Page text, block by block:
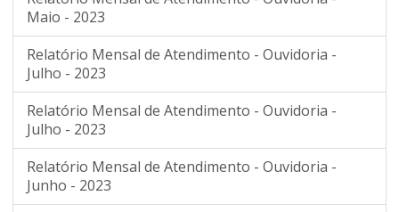
Maio - 2023
Relatório Mensal de Atendimento - Ouvidoria -
Julho - 2023
Relatório Mensal de Atendimento - Ouvidoria -
Julho - 2023
Relatório Mensal de Atendimento - Ouvidoria -
Junho - 2023